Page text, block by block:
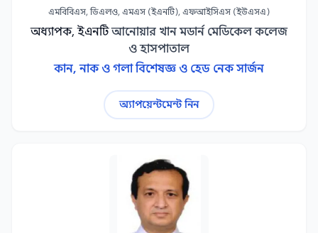
এমবিবিএস, ডিএলও, এমএস (ইএনটি), এফআইসিএস (ইউএসএ)
অধ্যাপক, ইএনটি আনোয়ার খান মডার্ন মেডিকেল কলেজ
ও হাসপাতাল
কান, নাক ও গলা বিশেষজ্ঞ ও হেড নেক সার্জন
অ্যাপয়েন্টমেন্ট নিন